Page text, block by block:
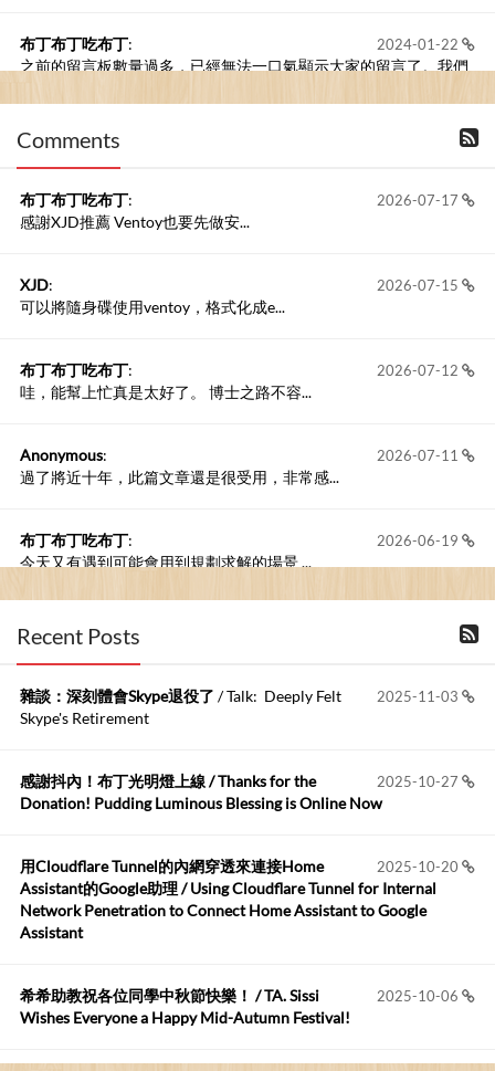
2024-01-22
布丁布丁吃布丁:
之前的留言板數量過多，已經無法一口氣顯示大家的留言了。我們
Comments
2026-07-17
布丁布丁吃布丁:
感謝XJD推薦 Ventoy也要先做安...
2026-07-15
XJD:
可以將隨身碟使用ventoy，格式化成e...
2026-07-12
布丁布丁吃布丁:
哇，能幫上忙真是太好了。 博士之路不容...
2026-07-11
Anonymous:
過了將近十年，此篇文章還是很受用，非常感...
2026-06-19
布丁布丁吃布丁:
今天又有遇到可能會用到規劃求解的場景 ...
2026-06-18
布丁布丁吃布丁
kage好像也可以下載整個網站 感謝分享
Anonymous:
https://github.com/t...
布丁布丁吃布丁:
我目前並沒有常駐的Google Home...
2026-05-15
Robertmycs:
這篇WinXP公用電腦安裝與優化的步驟超...
您好,首先肯定感謝您造福許多莘莘學子。有...
Recent Posts
2025-11-03
雜談：深刻體會Skype退役了 / Talk: Deeply Felt
Skype's Retirement
2025-10-27
感謝抖內！布丁光明燈上線 / Thanks for the
Donation! Pudding Luminous Blessing is Online Now
2025-10-20
用Cloudflare Tunnel的內網穿透來連接Home
Assistant的Google助理 / Using Cloudflare Tunnel for Internal
Network Penetration to Connect Home Assistant to Google
Assistant
2025-10-06
希希助教祝各位同學中秋節快樂！ / TA. Sissi
Wishes Everyone a Happy Mid-Autumn Festival!